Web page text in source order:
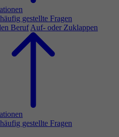
gestellte Fragen
Beruf Auf- oder Zuklappen
gestellte Fragen